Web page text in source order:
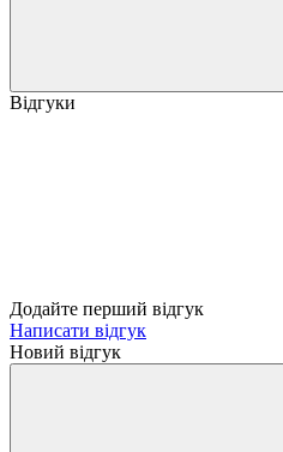
Відгуки
Додайте перший відгук
Написати відгук
Новий відгук